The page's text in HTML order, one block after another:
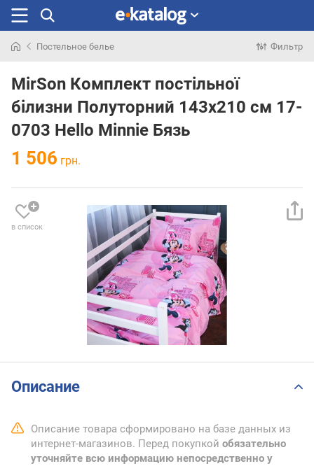
раньше
Постельное белье Фильтр
MirSon Комплект постільної
білизни Полуторний 143х210 см 17-
0703 Hello Minnie Бязь
1 506 грн.
в список
Описание
Описание товара сформировано на базе данных из
интернет-магазинов. Перед покупкой обязательно
уточняйте всю информацию непосредственно у